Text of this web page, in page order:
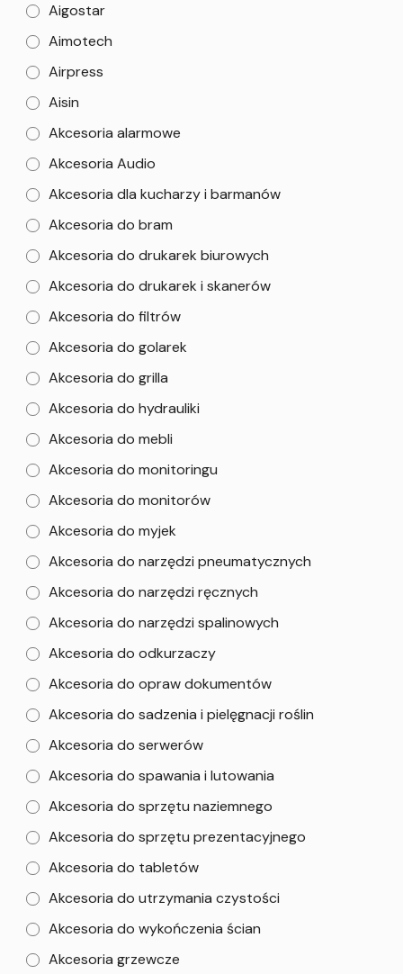
Aigostar
Aimotech
Airpress
Aisin
Akcesoria alarmowe
Akcesoria Audio
Akcesoria dla kucharzy i barmanów
Akcesoria do bram
Akcesoria do drukarek biurowych
Akcesoria do drukarek i skanerów
Akcesoria do filtrów
Akcesoria do golarek
Akcesoria do grilla
Akcesoria do hydrauliki
Akcesoria do mebli
Akcesoria do monitoringu
Akcesoria do monitorów
Akcesoria do myjek
Akcesoria do narzędzi pneumatycznych
Akcesoria do narzędzi ręcznych
Akcesoria do narzędzi spalinowych
Akcesoria do odkurzaczy
Akcesoria do opraw dokumentów
Akcesoria do sadzenia i pielęgnacji roślin
Akcesoria do serwerów
Akcesoria do spawania i lutowania
Akcesoria do sprzętu naziemnego
Akcesoria do sprzętu prezentacyjnego
Akcesoria do tabletów
Akcesoria do utrzymania czystości
Akcesoria do wykończenia ścian
Akcesoria grzewcze